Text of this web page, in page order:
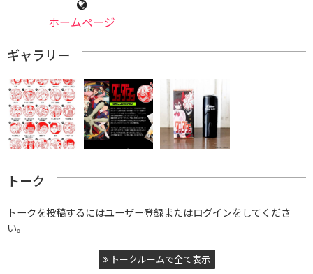
ホームページ
ギャラリー
トーク
トークを投稿するにはユーザー登録またはログインをしてくださ
い。
トークルームで全て表示